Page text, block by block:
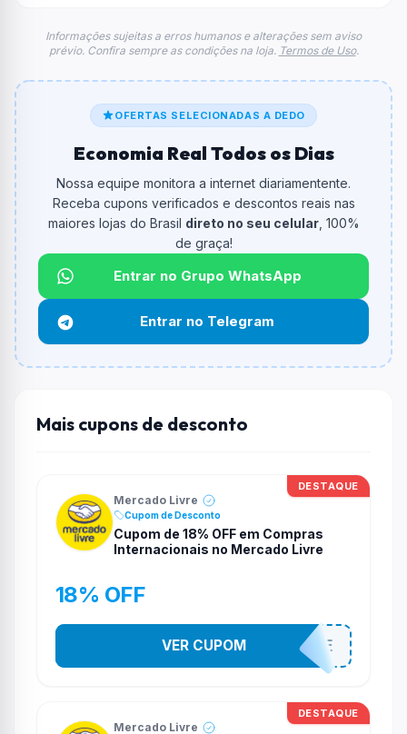
econtradas informações sobre restrição de teto
máximo para esse cupom.
O código éQUERODESCONTO.
De quanto é o desconto?
Qual é o valor minimo de compra?
O valor minimo de compra é Não exigido ou Não
informado.
Qual é o desconto máximo?
Não informado ou sem limite.
Funciona em qualquer produto?
Não necessariamente. Depende de itens participantes
Informações sujeitas a erros humanos e alterações sem aviso
prévio. Confira sempre as condições na loja. Termos de Uso.
OFERTAS SELECIONADAS A DEDO
Economia Real Todos os Dias
Nossa equipe monitora a internet diariamentente.
Receba cupons verificados e descontos reais nas
maiores lojas do Brasil direto no seu celular, 100%
de graça!
Entrar no Grupo WhatsApp
Entrar no Telegram
Mais cupons de desconto
DESTAQUE
Mercado Livre
Cupom de Desconto
Cupom de 18% OFF em Compras
Internacionais no Mercado Livre
18% OFF
INTERNACIONALSALE
VER CUPOM
DESTAQUE
Mercado Livre